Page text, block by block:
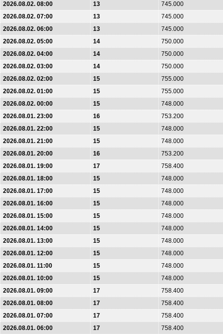
2026.08.02. 08:00
13
745.000
2026.08.02. 07:00
13
745.000
2026.08.02. 06:00
13
745.000
2026.08.02. 05:00
14
750.000
2026.08.02. 04:00
14
750.000
2026.08.02. 03:00
14
750.000
2026.08.02. 02:00
15
755.000
2026.08.02. 01:00
15
755.000
2026.08.02. 00:00
15
748.000
2026.08.01. 23:00
16
753.200
2026.08.01. 22:00
15
748.000
2026.08.01. 21:00
15
748.000
2026.08.01. 20:00
16
753.200
2026.08.01. 19:00
17
758.400
2026.08.01. 18:00
15
748.000
2026.08.01. 17:00
15
748.000
2026.08.01. 16:00
15
748.000
2026.08.01. 15:00
15
748.000
2026.08.01. 14:00
15
748.000
2026.08.01. 13:00
15
748.000
2026.08.01. 12:00
15
748.000
2026.08.01. 11:00
15
748.000
2026.08.01. 10:00
15
748.000
2026.08.01. 09:00
17
758.400
2026.08.01. 08:00
17
758.400
2026.08.01. 07:00
17
758.400
2026.08.01. 06:00
17
758.400